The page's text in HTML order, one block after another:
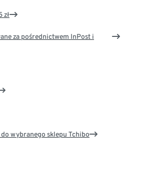
zł
za pośrednictwem InPost i
do wybranego sklepu Tchibo